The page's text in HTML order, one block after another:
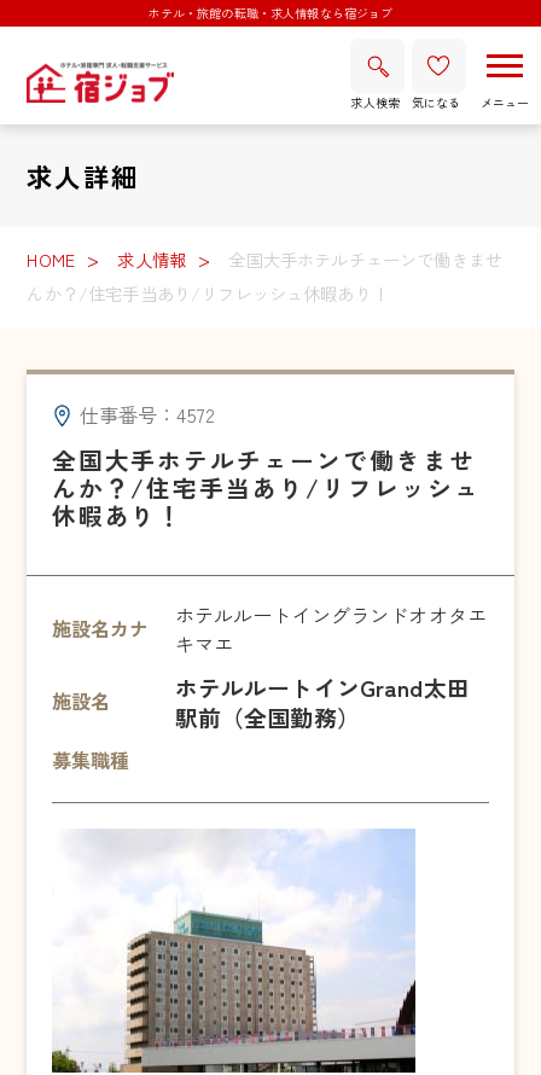
ホテル・旅館の転職・求人情報なら宿ジョブ
求人検索 気になる
求人詳細
HOME 求人情報
全国大手ホテルチェーンで働きませ
んか？/住宅手当あり/リフレッシュ休暇あり！
仕事番号：4572
全国大手ホテルチェーンで働きませ
んか？/住宅手当あり/リフレッシュ
休暇あり！
施設名カナ
ホテルルートイングランドオオタエ
キマエ
施設名
ホテルルートインGrand太田
駅前（全国勤務）
募集職種